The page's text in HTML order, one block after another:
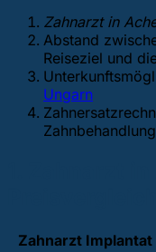
Zahnarzt in
Abstand
Reiseziel und
Ungarn
Zahnarzt Implantat